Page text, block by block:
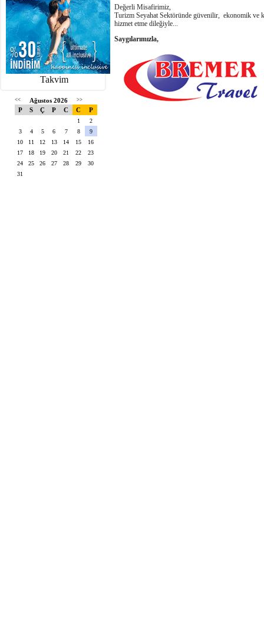
Takvim
<< Ağustos 2026 >>
P S Ç P C C P
1
2
3
4 5 6 7 8
9
10
11 12 13 14 15
16
17
18 19 20 21 22
23
24
25 26 27 28 29
30
31
Değerli Misafirimiz,
Turizm Seyahat Sektöründe güvenilir, ekonomik ve
hizmet etme dileğiyle...
Saygılarımızla,